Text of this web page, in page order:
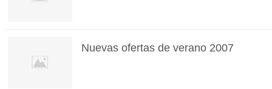
Nuevas ofertas de verano 2007